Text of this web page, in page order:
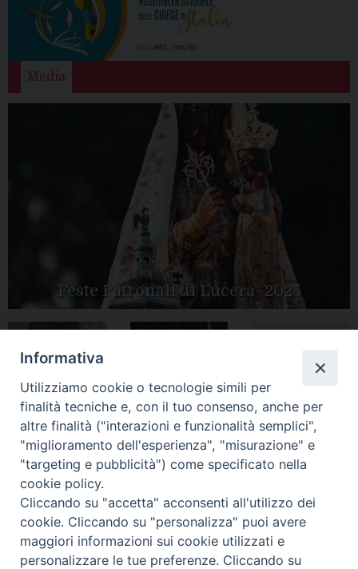
Media
Feste Patronali di Lucera- 2025
Apertura Anno
Giubilare 2025
Mariae in Diocesi
Tutte le gallery
CONTATTI:
LUCERA: Piazza Duomo, 13 - 71036 Lucera (FG) − tel.
Vescovo: tel/fax 0881/522244 - e-mail:
vescovo@diocesiluceratroia.it
: Piazza Episcopio - 71029 Troia (FG) − tel. 0881/977051
Informativa
Utilizziamo cookie o tecnologie simili per
finalità tecniche e, con il tuo consenso, anche per
altre finalità ("interazioni e funzionalità semplici",
"miglioramento dell'esperienza", "misurazione" e
"targeting e pubblicità") come specificato nella
cookie policy.
Cliccando su "accetta" acconsenti all'utilizzo dei
cookie. Cliccando su "personalizza" puoi avere
maggiori informazioni sui cookie utilizzati e
personalizzare le tue preferenze. Cliccando su